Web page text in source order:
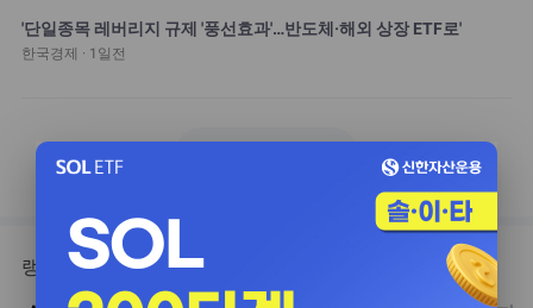
'단일종목 레버리지 규제 '풍선효과'…반도체·해외 상장 ETF로'
한국경제 · 1일전
랭킹 TOP 10